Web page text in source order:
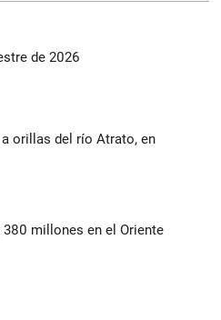
de 2026
orillas del río Atrato, en
millones en el Oriente